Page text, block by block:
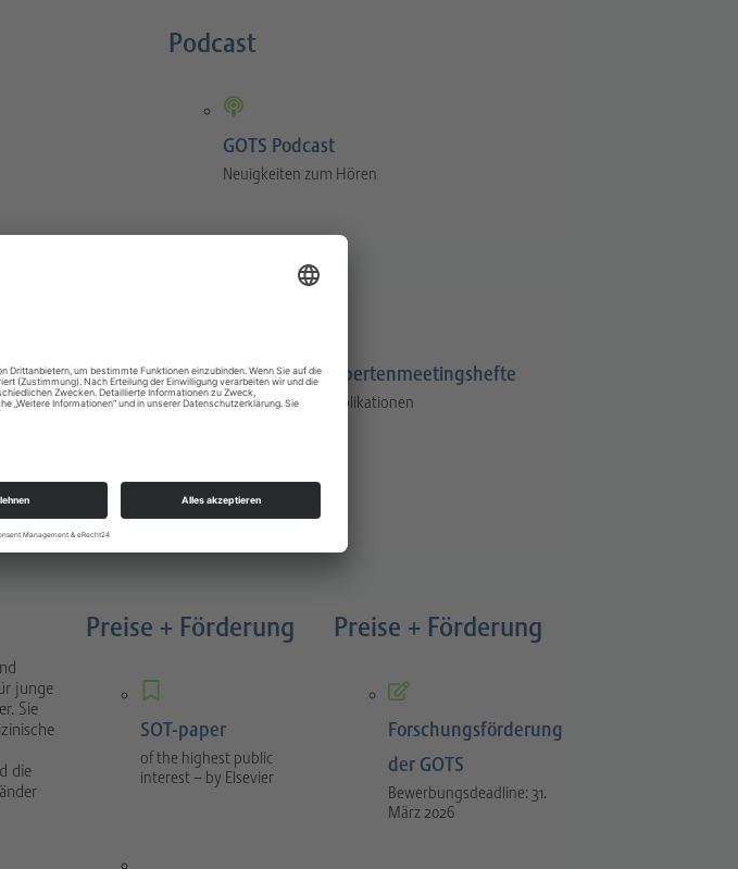
Podcast
GOTS Podcast
Neuigkeiten zum Hören
GOTS-Manual
Sportverletzungen
Expertenmeetingshefte
Publikationen
junge
Sie
die
Preise + Förderung
SOT-paper
of the highest public
interest – by Elsevier
Preise + Förderung
Forschungsförderung
der GOTS
Bewerbungsdeadline: 31.
März 2026